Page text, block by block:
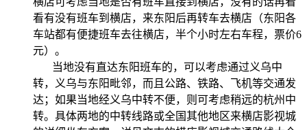
看有没有班车到横店，来东阳后再转车去横店（东阳各
车站都有便捷班车去往横店，半个小时左右车程，票价6
元）。
当地没有直达东阳班车的，可以考虑通过义乌中
转，义乌与东阳毗邻，而且公路、铁路、飞机等交通发
达；如果当地经义乌中转不便，则可考虑稍远的杭州中
转。具体两地的中转线路或全国其他地区来横店影视城